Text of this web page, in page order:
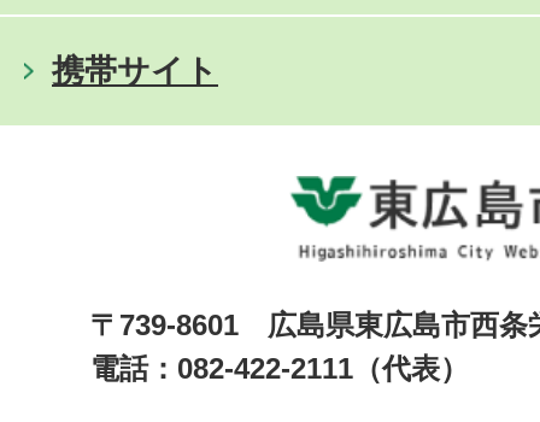
携帯サイト
〒739-8601 広島県東広島市西
電話：082-422-2111（代表）